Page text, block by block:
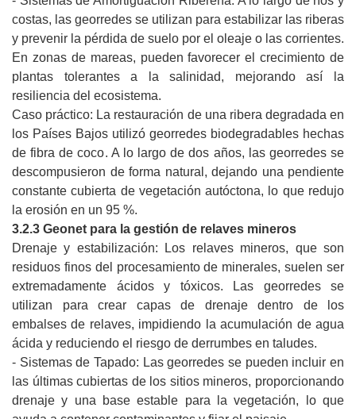
costas, las georredes se utilizan para estabilizar las riberas
y prevenir la pérdida de suelo por el oleaje o las corrientes.
En zonas de mareas, pueden favorecer el crecimiento de
plantas tolerantes a la salinidad, mejorando así la
resiliencia del ecosistema.
Caso práctico: La restauración de una ribera degradada en
los Países Bajos utilizó georredes biodegradables hechas
de fibra de coco. A lo largo de dos años, las georredes se
descompusieron de forma natural, dejando una pendiente
constante cubierta de vegetación autóctona, lo que redujo
la erosión en un 95 %.
3.2.3 Geonet para la gestión de relaves mineros
Drenaje y estabilización: Los relaves mineros, que son
residuos finos del procesamiento de minerales, suelen ser
extremadamente ácidos y tóxicos. Las georredes se
utilizan para crear capas de drenaje dentro de los
embalses de relaves, impidiendo la acumulación de agua
ácida y reduciendo el riesgo de derrumbes en taludes.
- Sistemas de Tapado: Las georredes se pueden incluir en
las últimas cubiertas de los sitios mineros, proporcionando
drenaje y una base estable para la vegetación, lo que